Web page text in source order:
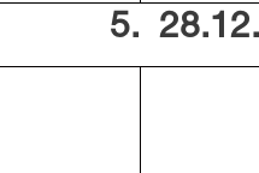
5.